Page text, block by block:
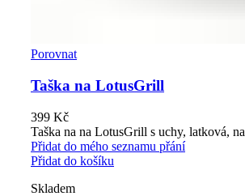
Porovnat
Taška na LotusGrill
399 Kč
Taška na na LotusGrill s uchy, latková,
Přidat do mého seznamu přání
Přidat do košíku
Skladem